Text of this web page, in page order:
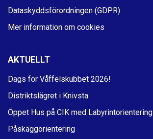
Dataskyddsförordningen (GDPR)
Mer information om cookies
AKTUELLT
Dags för Våffelskubbet 2026!
Distriktslägret i Knivsta
Öppet Hus på CIK med Labyrintorientering
Påskäggorientering